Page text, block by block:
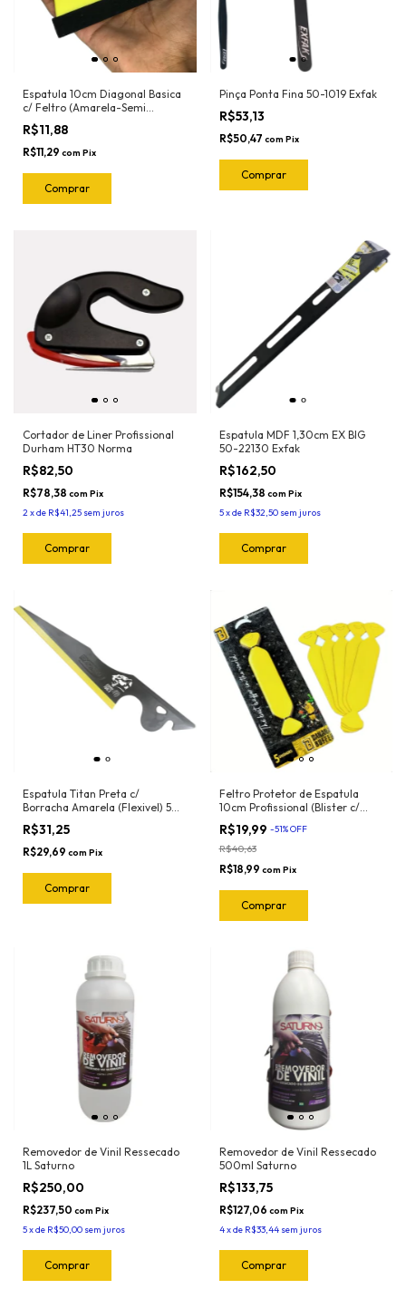
Espatula 10cm Diagonal Basica
c/ Feltro (Amarela-Semi
Flexivel) 50-2023 Exfak
R$11,88
R$11,29 com Pix
Pinça Ponta Fina 50-1019 Exfak
R$53,13
R$50,47 com Pix
Cortador de Liner Profissional
Durham HT30 Norma
R$82,50
R$78,38 com Pix
2xde R$41,25 sem juros
Espatula MDF 1,30cm EX BIG
50-22130 Exfak
R$162,50
R$154,38 com Pix
5xde R$32,50 sem juros
Espatula Titan Preta c/
Borracha Amarela (Flexivel) 50-
2044 Exfak
R$31,25
R$29,69 com Pix
Feltro Protetor de Espatula
10cm Profissional (Blister c/
5und) Banana Buffer
R$19,99 -51%OFF
R$40,63
R$18,99 com Pix
Removedor de Vinil Ressecado
1L Saturno
R$250,00
R$237,50 com Pix
5xde R$50,00 sem juros
Removedor de Vinil Ressecado
500ml Saturno
R$133,75
R$127,06 com Pix
4xde R$33,44 sem juros